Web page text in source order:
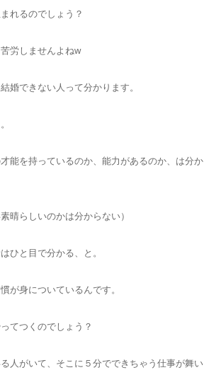
れるのでしょう？
労しませんよねw
婚できない人って分かります。
能を持っているのか、能力があるのか、は分か
晴らしいのかは分からない）
ひと目で分かる、と。
が身についているんです。
てつくのでしょう？
人がいて、そこに５分でできちゃう仕事が舞い